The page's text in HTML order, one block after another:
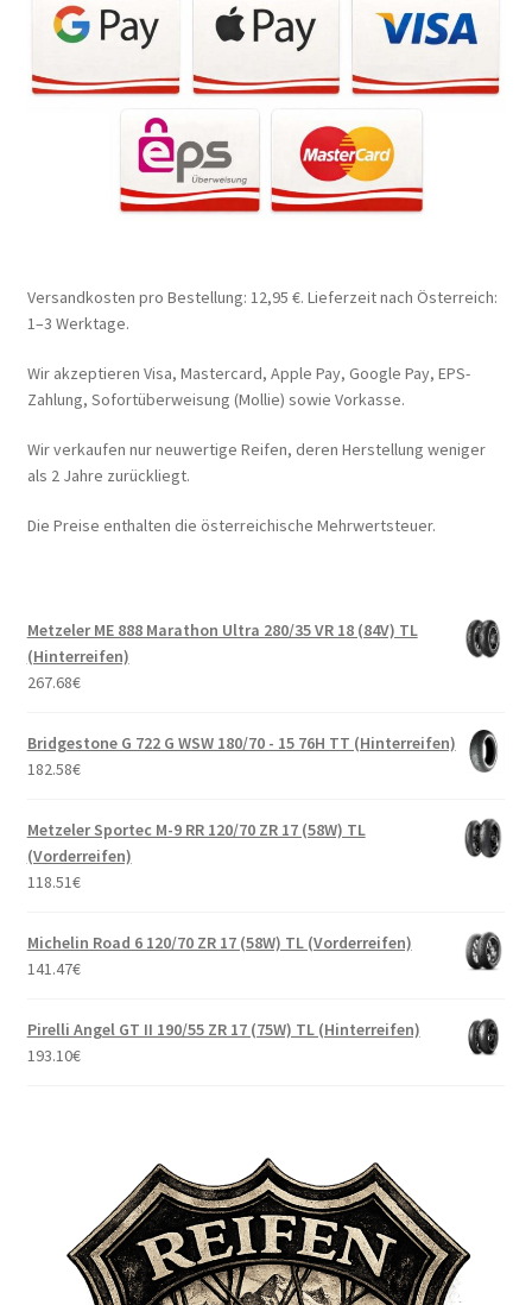
Versandkosten pro Bestellung: 12,95 €. Lieferzeit nach Österreich:
1–3 Werktage.
Wir akzeptieren Visa, Mastercard, Apple Pay, Google Pay, EPS-
Zahlung, Sofortüberweisung (Mollie) sowie Vorkasse.
Wir verkaufen nur neuwertige Reifen, deren Herstellung weniger
als 2 Jahre zurückliegt.
Die Preise enthalten die österreichische Mehrwertsteuer.
Metzeler ME 888 Marathon Ultra 280/35 VR 18 (84V) TL
(Hinterreifen)
267.68€
Bridgestone G 722 G WSW 180/70 - 15 76H TT (Hinterreifen)
182.58€
Metzeler Sportec M-9 RR 120/70 ZR 17 (58W) TL
(Vorderreifen)
118.51€
Michelin Road 6 120/70 ZR 17 (58W) TL (Vorderreifen)
141.47€
Pirelli Angel GT II 190/55 ZR 17 (75W) TL (Hinterreifen)
193.10€